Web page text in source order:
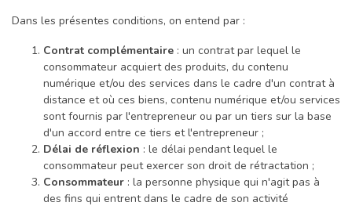
Dans les présentes conditions, on entend par :
Contrat complémentaire : un contrat par lequel le
consommateur acquiert des produits, du contenu
numérique et/ou des services dans le cadre d'un contrat à
distance et où ces biens, contenu numérique et/ou services
sont fournis par l'entrepreneur ou par un tiers sur la base
d'un accord entre ce tiers et l'entrepreneur ;
Délai de réflexion : le délai pendant lequel le
consommateur peut exercer son droit de rétractation ;
Consommateur : la personne physique qui n'agit pas à
des fins qui entrent dans le cadre de son activité